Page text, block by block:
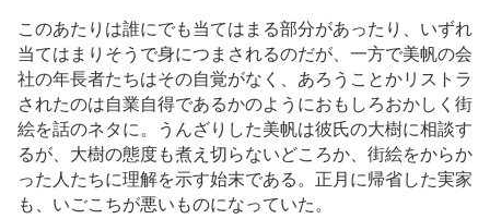
このあたりは誰にでも当てはまる部分があったり、いずれ
当てはまりそうで身につまされるのだが、一方で美帆の会
社の年長者たちはその自覚がなく、あろうことかリストラ
されたのは自業自得であるかのようにおもしろおかしく街
絵を話のネタに。うんざりした美帆は彼氏の大樹に相談す
るが、大樹の態度も煮え切らないどころか、街絵をからか
った人たちに理解を示す始末である。正月に帰省した実家
も、いごこちが悪いものになっていた。